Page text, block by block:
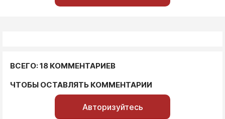
ВСЕГО: 18 КОММЕНТАРИЕВ
ЧТОБЫ ОСТАВЛЯТЬ КОММЕНТАРИИ
Авторизуйтесь